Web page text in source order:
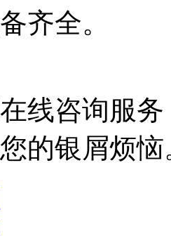
齐全。
线咨询服
的银屑烦恼